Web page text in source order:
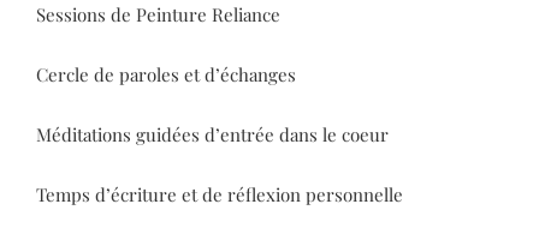
Sessions de Peinture Reliance
Cercle de paroles et d’échanges
Méditations guidées d’entrée dans le coeur
Temps d’écriture et de réflexion personnelle